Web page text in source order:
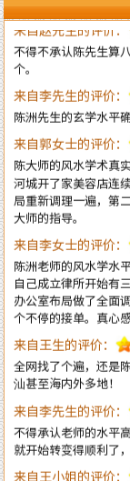
不得不承认陈先生算
个。
来自李先生的评价：
陈洲先生的玄学水平
来自郭女士的评价：
陈大师的风水学术真
河城开了家美容店连
局重新调理一遍，第
大师的指导。
来自李女士的评价：
陈洲老师的风水学水
自己成立律所开始有
办公室布局做了全面
个不停的接单。真心
来自王生的评价：
全网找了个遍，还是
汕甚至海内外多地！
来自李先生的评价：
不得承认老师的水平
就开始转变得顺利了
来自王小姐的评价：
大师就是大师的水平
陈洲先生！